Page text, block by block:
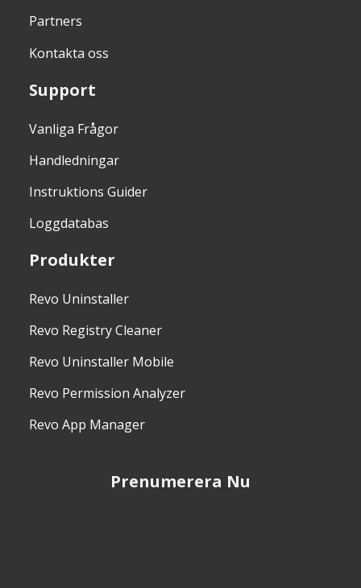
Partners
Kontakta oss
Support
Vanliga Frågor
Handledningar
Instruktions Guider
Loggdatabas
Produkter
Revo Uninstaller
Revo Registry Cleaner
Revo Uninstaller Mobile
Revo Permission Analyzer
Revo App Manager
Prenumerera Nu